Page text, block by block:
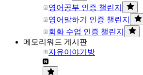
영어공부 인증 챌린지
영어말하기 인증 챌린지
회화 수업 인증 챌린지
메모리워드 게시판
자유이야기방